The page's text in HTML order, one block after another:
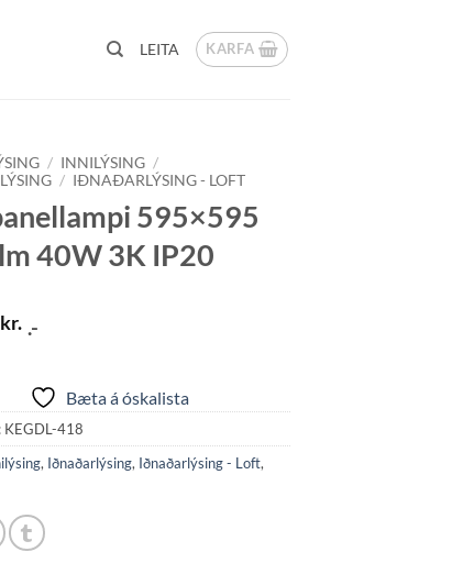
LEITA KARFA
/ INNILÝSING /
/ IÐNAÐARLÝSING - LOFT
595×595
40W 3K IP20
kr. .-
Bæta á óskalista
KEGDL-418
, Iðnaðarlýsing, Iðnaðarlýsing - Loft,